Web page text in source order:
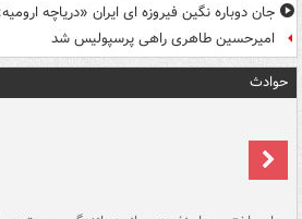
جان دوباره نگین فیروزه ای ایران «دریاچه
امیرحسین طاهری راهی پرسپولیس شد
حوادث